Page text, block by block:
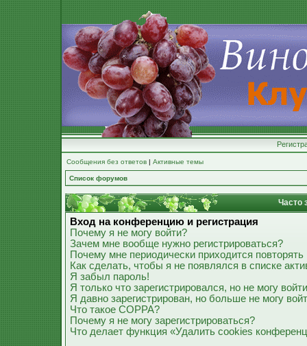
Сообщения без ответов | Активные темы
Список форумов
Часто
Вход на конференцию и регистрация
Почему я не могу войти?
Зачем мне вообще нужно регистрироваться?
Почему мне периодически приходится
Как сделать, чтобы я не появлялся в списке
Я забыл пароль!
Я только что зарегистрировался, но не могу
Я давно зарегистрирован, но больше не могу
Что такое COPPA?
Почему я не могу зарегистрироваться?
Что делает функция «Удалить cookies